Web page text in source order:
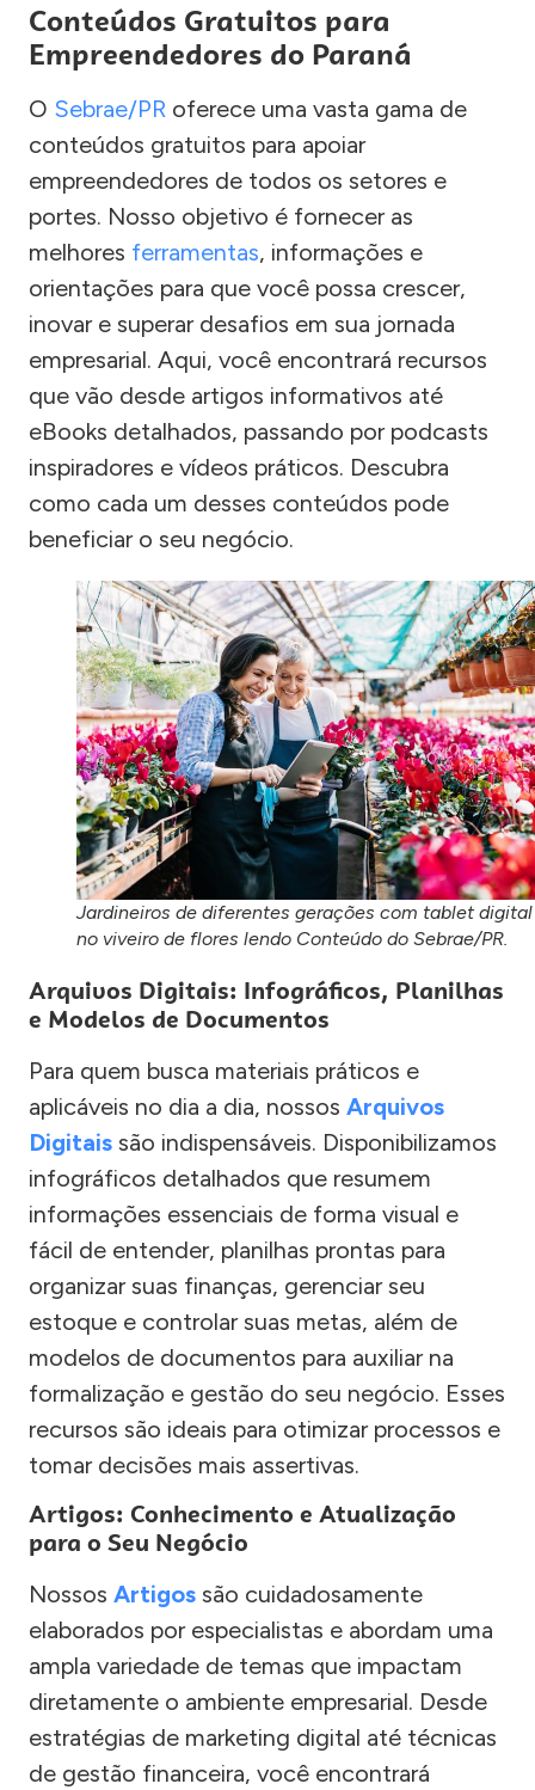
Conteúdos Gratuitos para
Empreendedores do Paraná
O Sebrae/PR oferece uma vasta gama de
conteúdos gratuitos para apoiar
empreendedores de todos os setores e
portes. Nosso objetivo é fornecer as
melhores ferramentas, informações e
orientações para que você possa crescer,
inovar e superar desafios em sua jornada
empresarial. Aqui, você encontrará recursos
que vão desde artigos informativos até
eBooks detalhados, passando por podcasts
inspiradores e vídeos práticos. Descubra
como cada um desses conteúdos pode
beneficiar o seu negócio.
Jardineiros de diferentes gerações com tablet digital
no viveiro de flores lendo Conteúdo do Sebrae/PR.
Arquivos Digitais: Infográficos, Planilhas
e Modelos de Documentos
Para quem busca materiais práticos e
aplicáveis no dia a dia, nossos Arquivos
Digitais são indispensáveis. Disponibilizamos
infográficos detalhados que resumem
informações essenciais de forma visual e
fácil de entender, planilhas prontas para
organizar suas finanças, gerenciar seu
estoque e controlar suas metas, além de
modelos de documentos para auxiliar na
formalização e gestão do seu negócio. Esses
recursos são ideais para otimizar processos e
tomar decisões mais assertivas.
Artigos: Conhecimento e Atualização
para o Seu Negócio
Nossos Artigos são cuidadosamente
elaborados por especialistas e abordam uma
ampla variedade de temas que impactam
diretamente o ambiente empresarial. Desde
estratégias de marketing digital até técnicas
de gestão financeira, você encontrará